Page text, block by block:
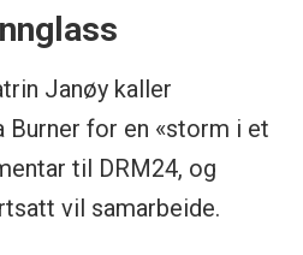
Janøy kaller
Burner for en «storm i et
til DRM24, og
vil samarbeide.